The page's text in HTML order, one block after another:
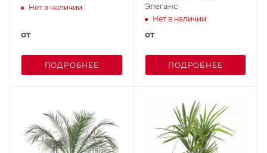
Нет в наличии
от
ПОДРОБНЕЕ
Элеганс
Нет в наличии
от
ПОДРОБНЕЕ